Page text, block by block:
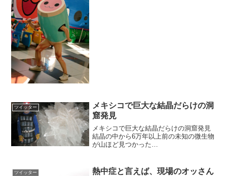
ツイッター
メキシコで巨大な結晶だらけの洞
窟発見
メキシコで巨大な結晶だらけの洞窟発見
結晶の中から6万年以上前の未知の微生物
が山ほど見つかった
ツイッター
熱中症と言えば、現場のオッさん